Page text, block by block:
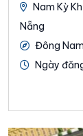
Nam Kỳ
Nẵng
Đông Nam
Ngày